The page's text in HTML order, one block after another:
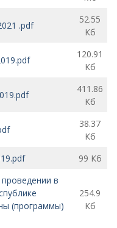
.pdf
52.55
Кб
120.91
Кб
411.86
Кб
38.37
Кб
99 Кб
в
(программы)
254.9
Кб